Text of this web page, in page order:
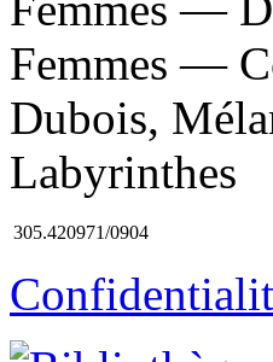
Femmes —
Dubois,
Labyrinthes
305.420971/0904